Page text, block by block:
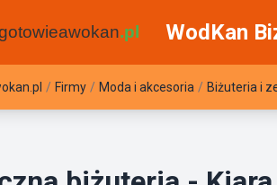
WodKan
/ Firmy / Moda i akcesoria / Biżuteria i